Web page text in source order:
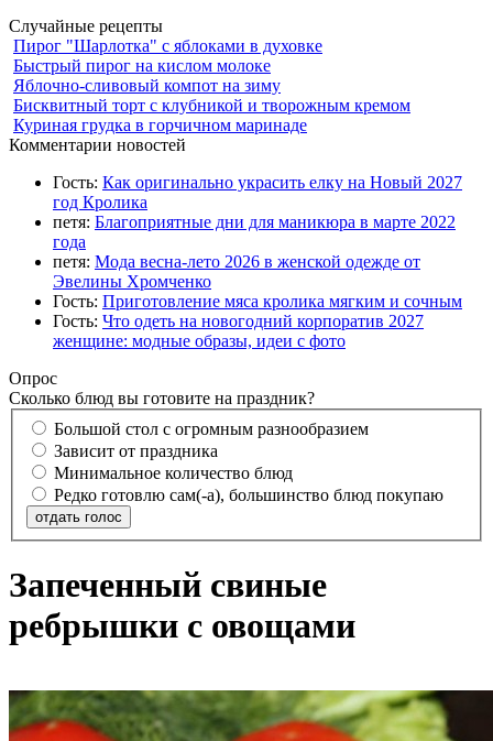
Случайные рецепты
Пирог "Шарлотка" с яблоками в духовке
Быстрый пирог на кислом молоке
Яблочно-сливовый компот на зиму
Бисквитный торт с клубникой и творожным кремом
Куриная грудка в горчичном маринаде
Комментарии новостей
Гость: Как оригинально украсить елку на Новый 2027
год Кролика
петя: Благоприятные дни для маникюра в марте 2022
года
петя: Мода весна-лето 2026 в женской одежде от
Эвелины Хромченко
Гость: Приготовление мяса кролика мягким и сочным
Гость: Что одеть на новогодний корпоратив 2027
женщине: модные образы, идеи с фото
Опрос
Сколько блюд вы готовите на праздник?
Большой стол с огромным разнообразием
Зависит от праздника
Минимальное количество блюд
Редко готовлю сам(-а), большинство блюд покупаю
отдать голос
Запеченный свиные
ребрышки с овощами